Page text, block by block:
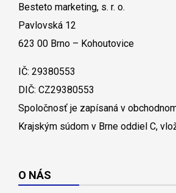
Besteto marketing, s. r. o.
Pavlovská 12
623 00 Brno – Kohoutovice
IČ: 29380553
DIČ: CZ29380553
Spoločnosť je zapísaná v
Krajským súdom v Brne oddiel C,
O NÁS